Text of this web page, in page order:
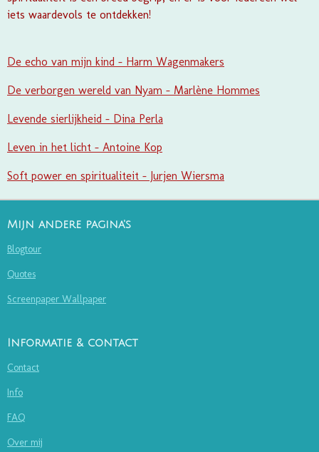
iets waardevols te ontdekken!
De echo van mijn kind - Harm Wagenmakers
De verborgen wereld van Nyam - Marlène Hommes
Levende sierlijkheid - Dina Perla
Leven in het licht - Antoine Kop
Soft power en spiritualiteit - Jurjen Wiersma
Mijn andere pagina's
Blogtour
Quotes
Screenpaper Wallpaper
Informatie & contact
Contact
Info
FAQ
Over mij